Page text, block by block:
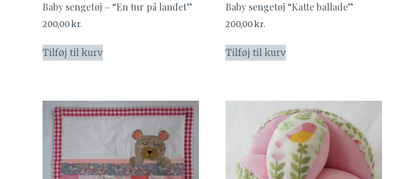
Baby sengetøj – “En tur på landet”
200,00kr.
Tilføj til kurv
Baby sengetøj “Katte ballade”
200,00kr.
Tilføj til kurv